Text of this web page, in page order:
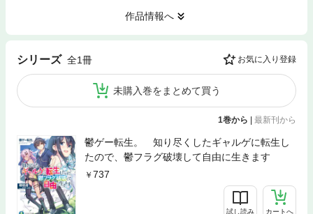
作品情報へ
シリーズ 全1冊 お気に入り登録
未購入巻をまとめて買う
1巻から | 最新刊から
鬱ゲー転生。 知り尽くしたギャルゲに転生し
たので、鬱フラグ破壊して自由に生きます
737
試し読み カートへ